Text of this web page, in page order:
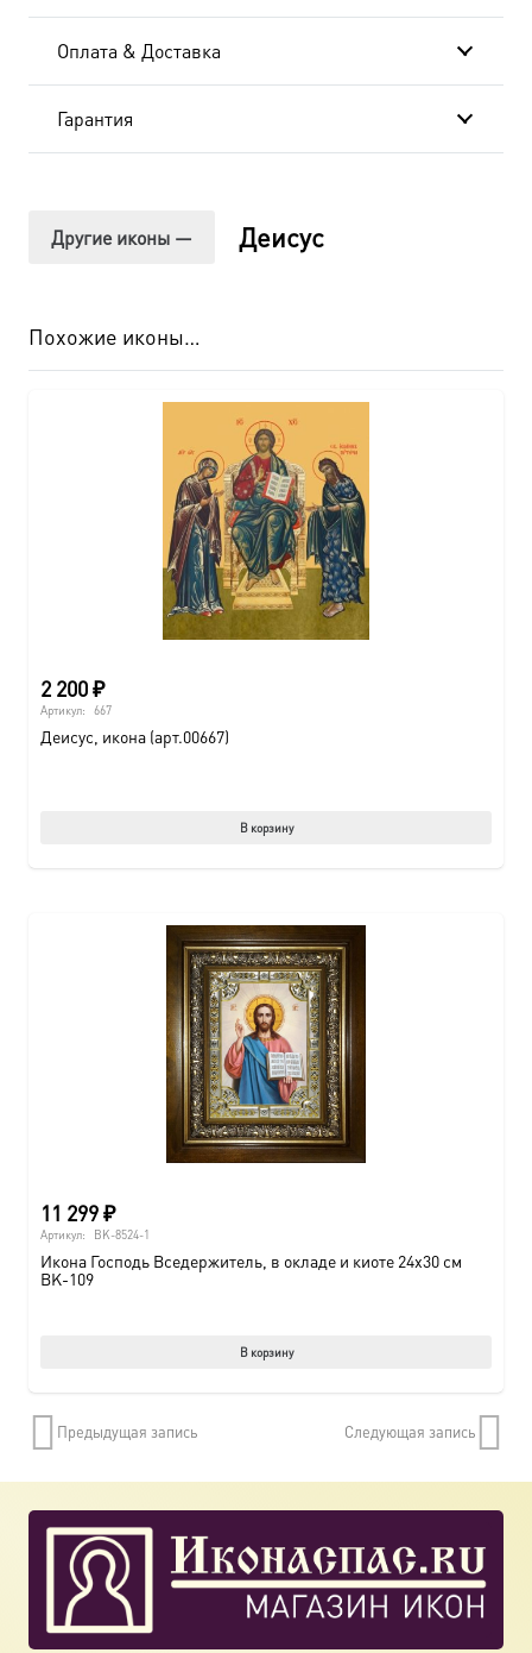
Оплата & Доставка
Гарантия
Другие иконы — Деисус
Похожие иконы…
2 200₽
Артикул: 667
Деисус, икона (арт.00667)
В корзину
11 299₽
Артикул: BK-8524-1
Икона Господь Вседержитель, в окладе и киоте 24х30 см
BK-109
В корзину
Предыдущая запись Следующая запись